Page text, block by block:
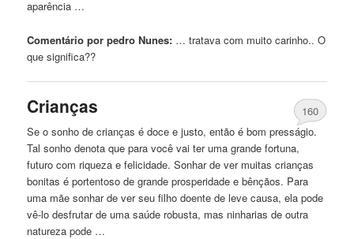
aparência …
Comentário por pedro Nunes: … tratava com muitocarinho.. O
que significa??
Crianças
160
Se o sonho de crianças é doce e justo, então é bom presságio.
Tal sonho denota que para você vai ter uma grande fortuna,
futuro com riqueza e felicidade. Sonhar de ver muitas crianças
bonitas é portentoso de grande prosperidade e bênçãos. Para
uma mãe sonhar de ver seu filho doente de leve causa, ela pode
vê-lo desfrutar de uma saúde robusta, mas ninharias de outra
natureza pode …